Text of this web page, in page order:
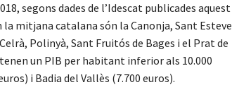
segons dades de l’Idescat publicades aquest
mitjana catalana són la Canonja, Sant Esteve
Polinyà, Sant Fruitós de Bages i el Prat de
un PIB per habitant inferior als 10.000
i Badia del Vallès (7.700 euros).